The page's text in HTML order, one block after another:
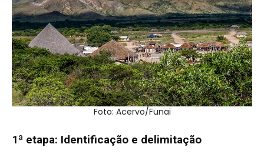
Foto: Acervo/Funai
1ª etapa: Identificação e delimitação